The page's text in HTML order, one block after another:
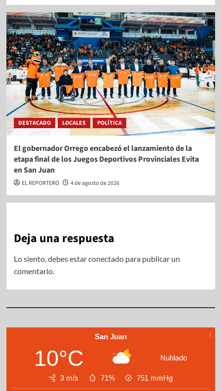
DESTACADO LOCALES POLÍTICA
El gobernador Orrego encabezó el lanzamiento de la
etapa final de los Juegos Deportivos Provinciales Evita
en San Juan
EL REPORTERO 4 de agosto de 2026
Deja una respuesta
Lo siento, debes estarconectadopara publicar un
comentario.
San Juan
10°C Nublado
3 m/s 71% 751 mmHg